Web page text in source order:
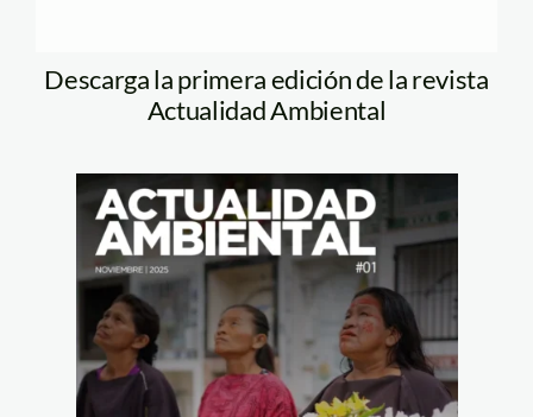
Descarga la primera edición de la revista
Actualidad Ambiental